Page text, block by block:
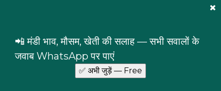
📲 मंडी भाव, मौसम, खेती की सलाह — सभी सवालों के
जवाब WhatsApp पर पाएं
Login
Filter